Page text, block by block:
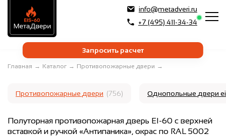
info@metadveri.ru
+7 (495) 411-34-34
Запросить расчет
Главная → Каталог → Противопожарные двери →
Противопожарные двери (756) Однопольные двери
Полуторная противопожарная дверь EI-60 с верхней
вставкой и ручкой «Антипаника», окрас по RAL 5002